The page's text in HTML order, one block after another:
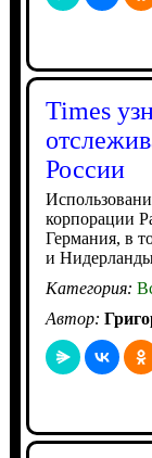
Times
России
корпорации
Германия, в
и
Категория:
Автор: